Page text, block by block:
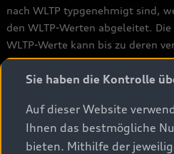
nach WLTP typgenehmigt sind,
den WLTP-Werten abgeleitet.
WLTP-Werte kann bis zu deren
freiwillig erfolgen. Soweit die
angegeben werden, beziehen
Angebotes. Sie dienen allein
verschiedenen Fahrzeugtypen.
Zubehör (Anbauteile,
Sie haben die Kontrolle
Auf dieser Website
Ihnen das bestmögliche
bieten. Mithilfe der